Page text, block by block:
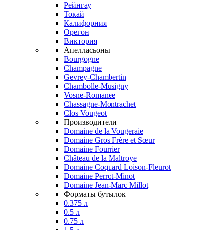
Рейнгау
Токай
Калифорния
Орегон
Виктория
Апелласьоны
Bourgogne
Champagne
Gevrey-Chambertin
Chambolle-Musigny
Vosne-Romanee
Chassagne-Montrachet
Clos Vougeot
Производители
Domaine de la Vougeraie
Domaine Gros Frère et Sœur
Domaine Fourrier
Château de la Maltroye
Domaine Coquard Loison-Fleurot
Domaine Perrot-Minot
Domaine Jean-Marc Millot
Форматы бутылок
0.375 л
0.5 л
0.75 л